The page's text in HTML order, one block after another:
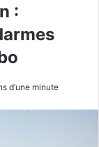
:
d’une minute